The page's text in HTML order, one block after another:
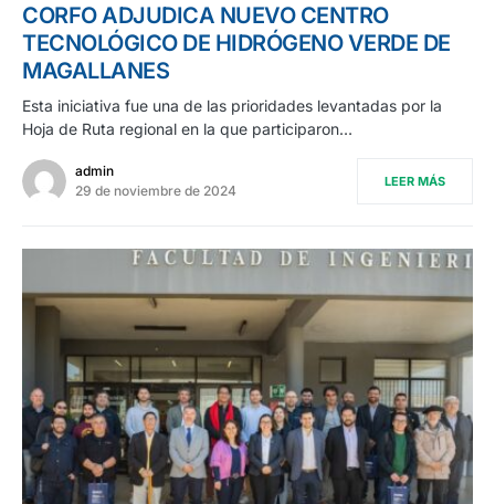
CORFO ADJUDICA NUEVO CENTRO
TECNOLÓGICO DE HIDRÓGENO VERDE DE
MAGALLANES
Esta iniciativa fue una de las prioridades levantadas por la
Hoja de Ruta regional en la que participaron…
admin
29 de noviembre de 2024
LEER MÁS